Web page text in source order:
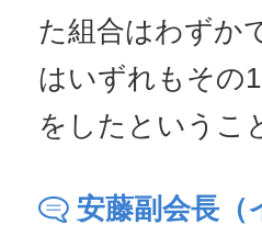
た組合はわずか
はいずれもその
をしたというこ
安藤副会長（